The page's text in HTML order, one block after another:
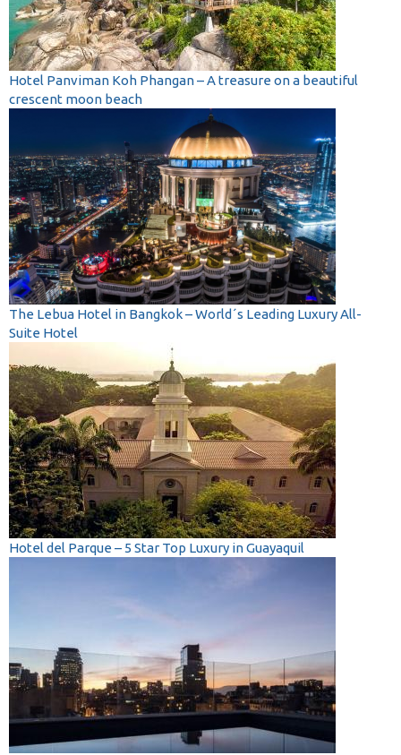
Hotel Panviman Koh Phangan – A treasure on a beautiful
crescent moon beach
The Lebua Hotel in Bangkok – World´s Leading Luxury All-
Suite Hotel
Hotel del Parque – 5 Star Top Luxury in Guayaquil